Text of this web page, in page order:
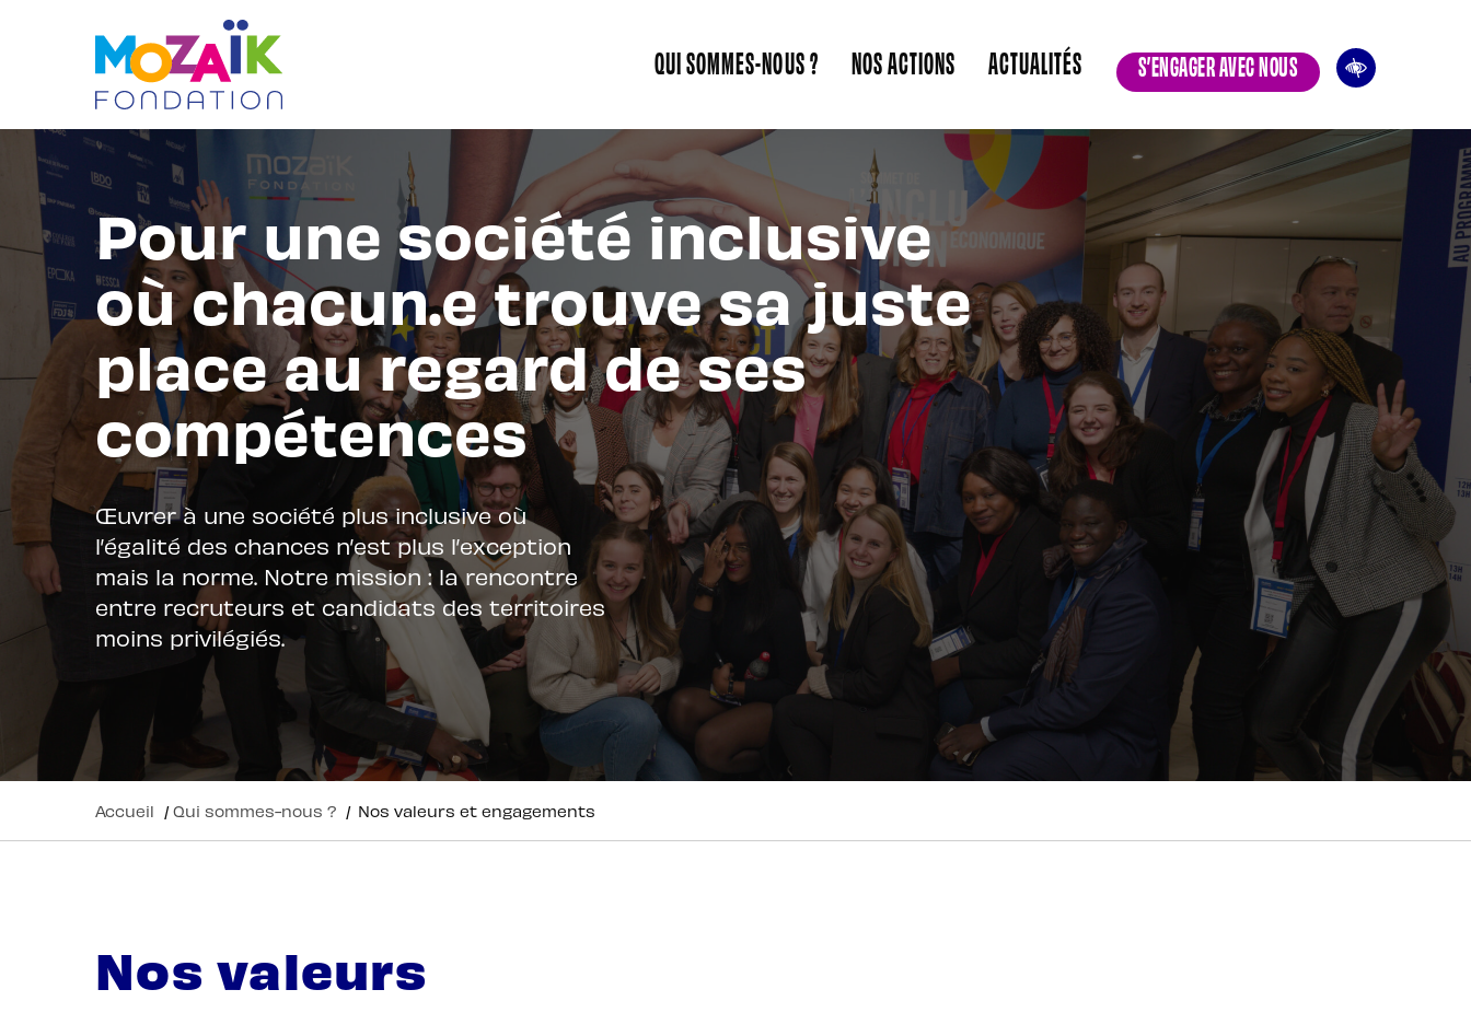
QUI SOMMES-NOUS ? NOS ACTIONS ACTUALITÉS S’ENGAGER AVEC NOUS
Pour une société inclusive
où chacun.e trouve sa juste
place au regard de ses
compétences
Œuvrer à une société plus inclusive où
l’égalité des chances n’est plus l’exception
mais la norme. Notre mission : la rencontre
entre recruteurs et candidats des territoires
moins privilégiés.
Accueil /Qui sommes-nous ? / Nos valeurs et engagements
Nos valeurs